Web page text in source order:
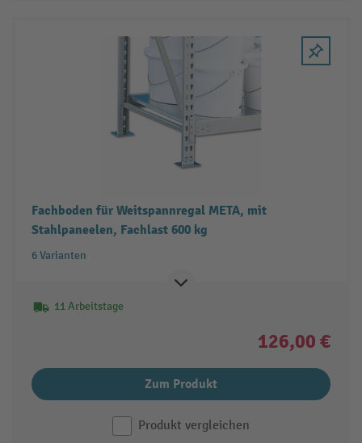
Fachboden für Weitspannregal META, mit
Stahlpaneelen, Fachlast 600 kg
6 Varianten
11 Arbeitstage
126,00 €
Zum Produkt
Produkt vergleichen